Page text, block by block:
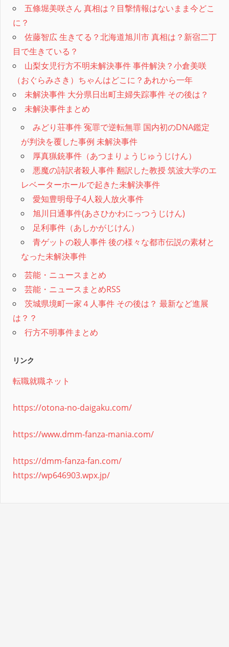
五條堀美咲さん 真相は？目撃情報はないまま今どこ
に？
佐藤智広 生きてる？北海道旭川市 真相は？新宿二丁
目で生きている？
山梨女児行方不明未解決事件 事件解決？小倉美咲
（おぐらみさき）ちゃんはどこに？あれから一年
未解決事件 大分県日出町主婦失踪事件 その後は？
未解決事件まとめ
みどり荘事件 冤罪で逆転無罪 国内初のDNA鑑定
が判決を覆した事例 未解決事件
厚真猟銃事件（あつまりょうじゅうじけん）
悪魔の詩訳者殺人事件 翻訳した教授 筑波大学のエ
レベーターホールで起きた未解決事件
愛知豊明母子4人殺人放火事件
旭川日通事件(あさひかわにっつうじけん)
足利事件（あしかがじけん）
青ゲットの殺人事件 後の様々な都市伝説の素材と
なった未解決事件
芸能・ニュースまとめ
芸能・ニュースまとめRSS
茨城県境町一家４人事件 その後は？ 最新など進展
は？？
行方不明事件まとめ
リンク
転職就職ネット
https://otona-no-daigaku.com/
https://www.dmm-fanza-mania.com/
https://dmm-fanza-fan.com/
https://wp646903.wpx.jp/